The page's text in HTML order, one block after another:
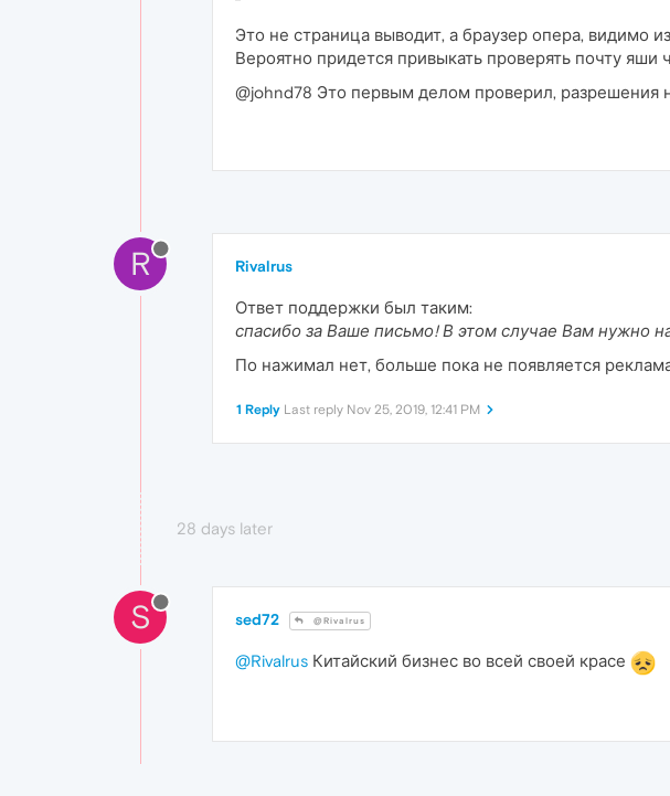
Это не страница выводит, а браузер опера, видимо
Вероятно придется привыкать проверять почту яши
@johnd78 Это первым делом проверил, разрешения
R Rivalrus
Ответ поддержки был таким:
спасибо за Ваше письмо! В этом случае Вам нужно
По нажимал нет, больше пока не появляется
1 Reply Last reply Nov 25, 2019, 12:41 PM
28 days later
S sed72 @Rivalrus
@Rivalrus Китайский бизнес во всей своей красе